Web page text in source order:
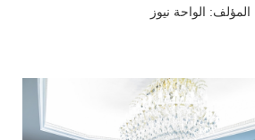
المؤلف: الواحة نيوز